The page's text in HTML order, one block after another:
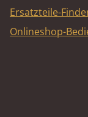
Ersatzteile-
Onlineshop-